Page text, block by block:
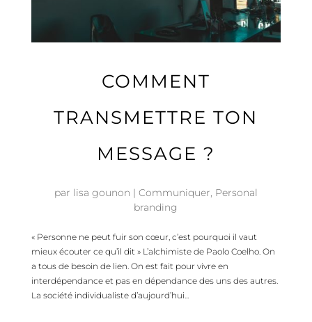
COMMENT
TRANSMETTRE TON
MESSAGE ?
par lisa gounon | Communiquer, Personal
branding
« Personne ne peut fuir son cœur, c’est pourquoi il vaut
mieux écouter ce qu’il dit » L’alchimiste de Paolo Coelho. On
a tous de besoin de lien. On est fait pour vivre en
interdépendance et pas en dépendance des uns des autres.
La société individualiste d’aujourd’hui...